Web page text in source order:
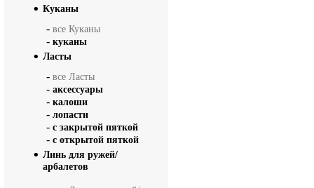
Куканы
- все Куканы
- куканы
Ласты
- все Ласты
- аксессуары
- калоши
- лопасти
- с закрытой пяткой
- с открытой пяткой
Линь для ружей/
арбалетов